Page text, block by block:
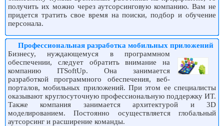
получить их можно через аутсорсинговую компанию. Вам не
придется тратить свое время на поиски, подбор и обучение
персонала.
Профессиональная разработка мобильных приложений
Бизнесу, нуждающемуся в программном
обеспечении, следует обратить внимание на
компанию ITSoftUp. Она занимается
разработкой программного обеспечения, веб-
порталов, мобильных приложений. При этом ее специалисты
оказывают круглосуточную профессиональную поддержку ИТ.
Также компания занимается архитектурой и 3D
моделированием. Постоянно осуществляется глобальный
аутсорсинг и расширение команды.